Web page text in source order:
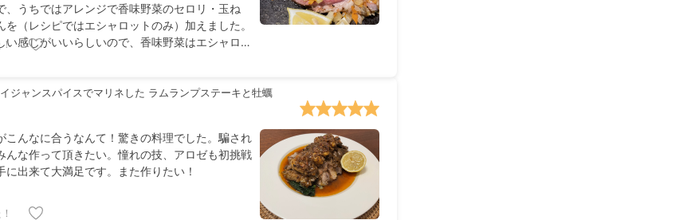
、うちではアレンジで香味野菜のセロリ・玉ね
を（レシピではエシャロットのみ）加えました。
い感じがいいらしいので、香味野菜はエシャロッ
加したことにより、味が少し薄く感じる場合はお
ジャンスパイスでマリネした ラムランプステーキと牡蠣
こんなに合うなんて！驚きの料理でした。騙され
んな作って頂きたい。憧れの技、アロゼも初挑戦
に出来て大満足です。また作りたい！